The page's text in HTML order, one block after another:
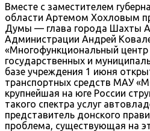
Вместе с заместителем
области Артемом Хохловым
Думы — глава города Шахты
Администрации Андрей
«Многофункциональный центр
государственных и
базе учреждения 1 июня
транспортных средств МАУ
крупнейшая на юге России
такого спектра услуг
представитель донского
проблема, существующая на